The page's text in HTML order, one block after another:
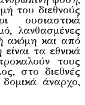
του διεθνούς
ουσιαστικά
λανθασμένες
ακόμη και από
τα εθνικά
τους
στο διεθνές
άναρχο,